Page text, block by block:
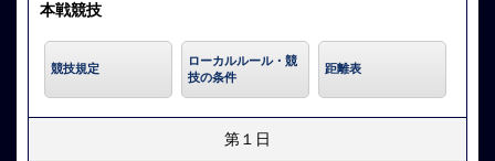
本戦競技
競技規定
ローカルルール・競
技の条件
距離表
第１日